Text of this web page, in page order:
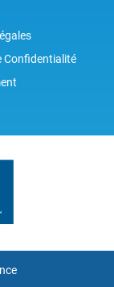
Confidentialité